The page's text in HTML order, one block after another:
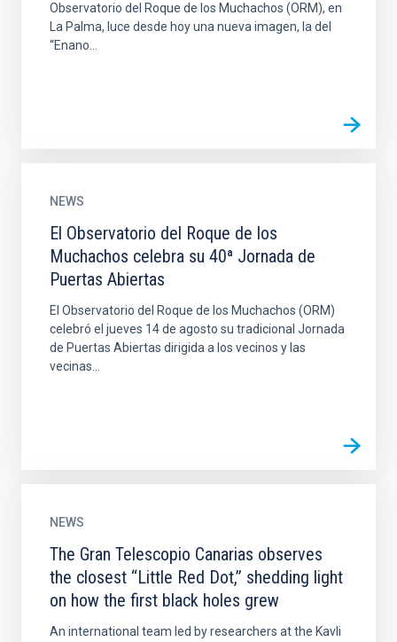
Observatorio del Roque de los Muchachos (ORM), en
La Palma, luce desde hoy una nueva imagen, la del
“Enano...
NEWS
El Observatorio del Roque de los
Muchachos celebra su 40ª Jornada de
Puertas Abiertas
El Observatorio del Roque de los Muchachos (ORM)
celebró el jueves 14 de agosto su tradicional Jornada
de Puertas Abiertas dirigida a los vecinos y las
vecinas...
NEWS
The Gran Telescopio Canarias observes
the closest “Little Red Dot,” shedding light
on how the first black holes grew
An international team led by researchers at the Kavli